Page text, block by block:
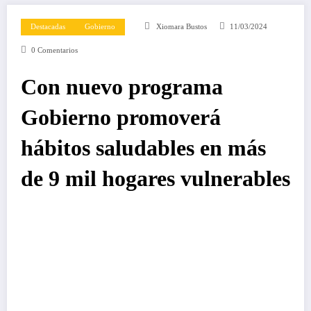
Destacadas Gobierno Xiomara Bustos 11/03/2024
0 Comentarios
Con nuevo programa
Gobierno promoverá
hábitos saludables en más
de 9 mil hogares vulnerables